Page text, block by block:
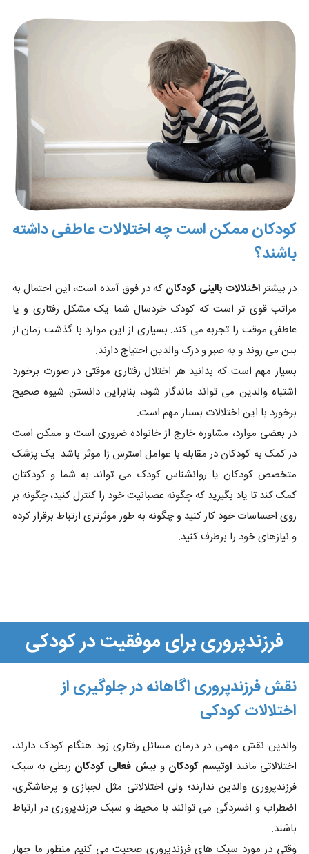
کودکان ممکن است چه اختلالات عاطفی داشته
باشند؟
در بیشتر اختلالات بالینی کودکان که در فوق آمده است، این احتمال به
مراتب قوی تر است که کودک خردسال شما یک مشکل رفتاری و یا
عاطفی موقت را تجربه می کند. بسیاری از این موارد با گذشت زمان از
بین می روند و به صبر و درک والدین احتیاج دارند.
بسیار مهم است که بدانید هر اختلال رفتاری موقتی در صورت برخورد
اشتباه والدین می تواند ماندگار شود، بنابراین دانستن شیوه صحیح
برخورد با این اختلالات بسیار مهم است.
در بعضی موارد، مشاوره خارج از خانواده ضروری است و ممکن است
در کمک به کودکان در مقابله با عوامل استرس زا موثر باشد. یک پزشک
متخصص کودکان یا روانشناس کودک می تواند به شما و کودکتان
کمک کند تا یاد بگیرید که چگونه عصبانیت خود را کنترل کنید، چگونه بر
روی احساسات خود کار کنید و چگونه به طور موثرتری ارتباط برقرار کرده
و نیازهای خود را برطرف کنید.
فرزندپروری برای موفقیت در کودکی
نقش فرزندپروری اگاهانه در جلوگیری از
اختلالات کودکی
والدین نقش مهمی در درمان مسائل رفتاری زود هنگام کودک دارند،
اختلالاتی مانند اوتیسم کودکان و بیش فعالی کودکان ربطی به سبک
فرزندپروری والدین ندارند؛ ولی اختلالاتی مثل لجبازی و پرخاشگری،
اضطراب و افسردگی می توانند با محیط و سبک فرزندپروری در ارتباط
باشند.
وقتی در مورد سبک های فرزندپروری صحبت می کنیم منظور ما چهار